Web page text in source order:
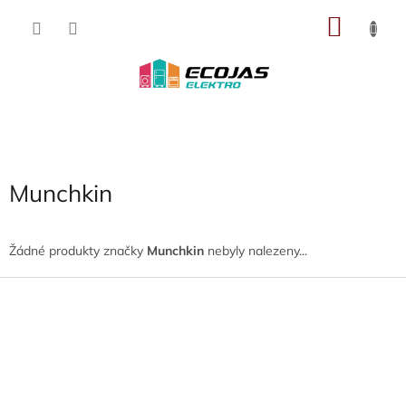
Munchkin
Žádné produkty značky Munchkin nebyly nalezeny...